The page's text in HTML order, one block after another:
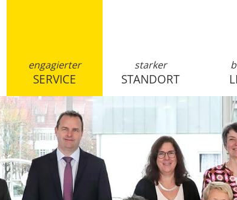
engagierter
SERVICE
starker
STANDORT